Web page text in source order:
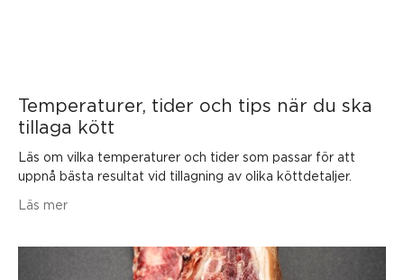
Temperaturer, tider och tips när du ska
tillaga kött
Läs om vilka temperaturer och tider som passar för att
uppnå bästa resultat vid tillagning av olika köttdetaljer.
Läs mer